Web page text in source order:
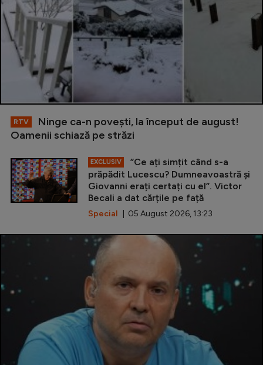
RTV
Ninge ca-n povești, la început de august!
Oamenii schiază pe străzi
EXCLUSIV
”Ce ați simțit când s-a
prăpădit Lucescu? Dumneavoastră și
Giovanni erați certați cu el”. Victor
Becali a dat cărțile pe față
Special | 05 August 2026, 13:23